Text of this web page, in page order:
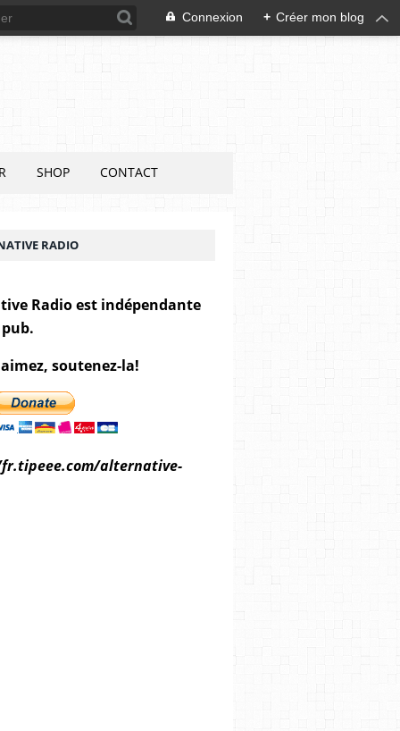
Connexion + Créer mon blog
SHOP CONTACT
RADIO
Radio est indépendante
soutenez-la!
alternative-